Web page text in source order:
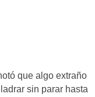
que algo extraño
sin parar hasta